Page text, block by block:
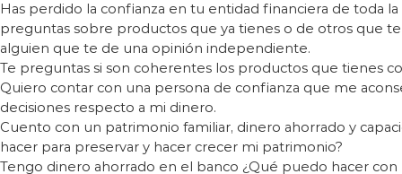
Has perdido la confianza en tu entidad financiera de toda
preguntas sobre productos que ya tienes o de otros que
alguien que te de una opinión independiente.
Te preguntas si son coherentes los productos que tienes
Quiero contar con una persona de confianza que me
decisiones respecto a mi dinero.
Cuento con un patrimonio familiar, dinero ahorrado y
hacer para preservar y hacer crecer mi patrimonio?
Tengo dinero ahorrado en el banco ¿Qué puedo hacer con